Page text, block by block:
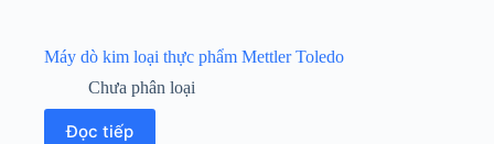
Máy dò kim loại thực phẩm Mettler Toledo
Chưa phân loại
Đọc tiếp